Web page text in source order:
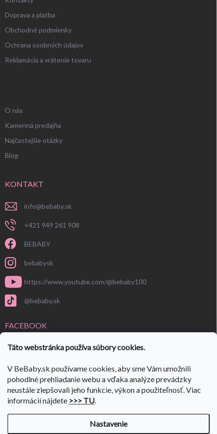
Táto webstránka používa súbory cookies.
V BeBaby.sk používame cookies, aby sme Vám umožnili
pohodlné prehliadanie webu a vďaka analýze prevádzky
neustále zlepšovali jeho funkcie, výkon a použiteľnosť. Viac
informácií nájdete >>> TU.
Nastavenie
Doprava a platba
Obchodné podmienky
Ochrana osobných údajov
Reklamácia a vrátenie tovaru
O nás
Kamenná predajňa
Najčastejšie otázky
Blog
KONTAKT
info@bebaby.sk
+421 949 261 908
BEBABY
bebabysk
https://www.youtube.com/@bebaby100
@bebaby.sk
FACEBOOK